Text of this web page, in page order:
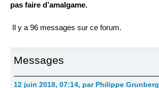
pas faire d’amalgame.
Il y a 96 messages sur ce forum.
Messages
12 juin 2018, 07:14, par Philippe Grunberg